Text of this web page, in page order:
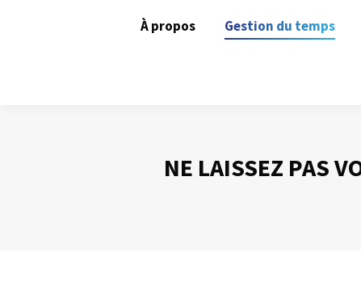
À propos Gestion du temps
NE LAISSEZ PAS